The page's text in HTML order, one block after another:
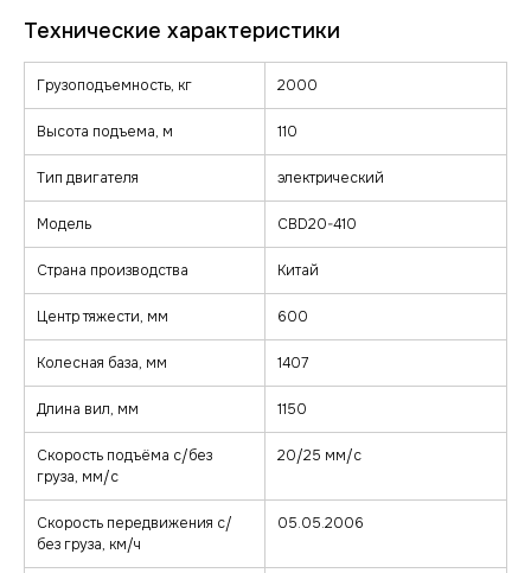
Грузоподъемность, кг 2000
Высота подъема, м 110
Тип двигателя электрический
Модель CBD20-410
Страна производства Китай
Центр тяжести, мм 600
Колесная база, мм 1407
Длина вил, мм 1150
Скорость подъёма с/без
груза, мм/с
20/25 мм/с
Скорость передвижения с/
без груза, км/ч
05.05.2006